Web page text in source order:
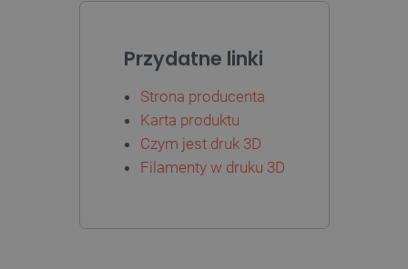
Przydatne linki
Strona producenta
Karta produktu
Czym jest druk 3D
Filamenty w druku 3D